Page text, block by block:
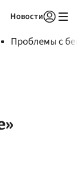
Новости
Проблемы с